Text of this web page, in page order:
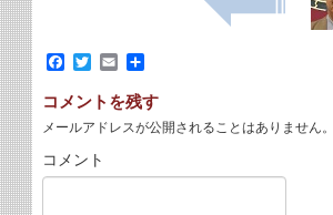
Facebook
TwitterEmail
共
コメントを残す
メールアドレスが公開されることはありません。
コメント